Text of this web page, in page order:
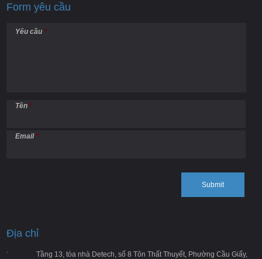
Form yêu cầu
Yêu cầu *
Tên *
Email *
Địa chỉ
Tầng 13, tòa nhà Detech, số 8 Tôn Thất Thuyết, Phường Cầu Giấy,